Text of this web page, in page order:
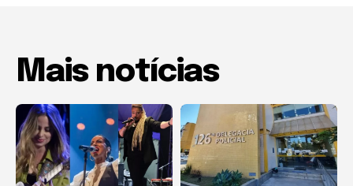
Mais notícias